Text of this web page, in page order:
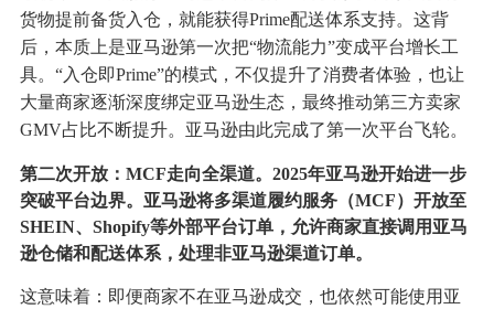
货物提前备货入仓，就能获得Prime配送体系支持。这背
后，本质上是亚马逊第一次把“物流能力”变成平台增长工
具。“入仓即Prime”的模式，不仅提升了消费者体验，也让
大量商家逐渐深度绑定亚马逊生态，最终推动第三方卖家
GMV占比不断提升。亚马逊由此完成了第一次平台飞轮。
第二次开放：MCF走向全渠道。2025年亚马逊开始进一步
突破平台边界。亚马逊将多渠道履约服务（MCF）开放至
SHEIN、Shopify等外部平台订单，允许商家直接调用亚马
逊仓储和配送体系，处理非亚马逊渠道订单。
这意味着：即便商家不在亚马逊成交，也依然可能使用亚